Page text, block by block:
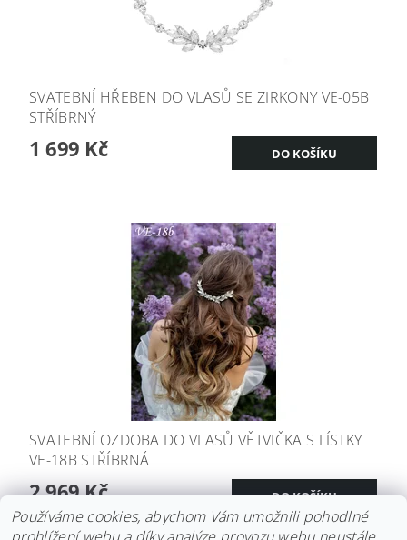
SVATEBNÍ HŘEBEN DO VLASŮ SE ZIRKONY VE-05B
STŘÍBRNÝ
1 699 Kč
SVATEBNÍ OZDOBA DO VLASŮ VĚTVIČKA S LÍSTKY
VE-18B STŘÍBRNÁ
2 969 Kč
Používáme cookies, abychom Vám umožnili pohodlné